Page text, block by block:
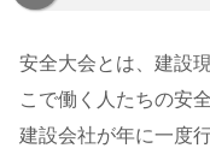
安全大会とは、建設
こで働く人たちの安
建設会社が年に一度